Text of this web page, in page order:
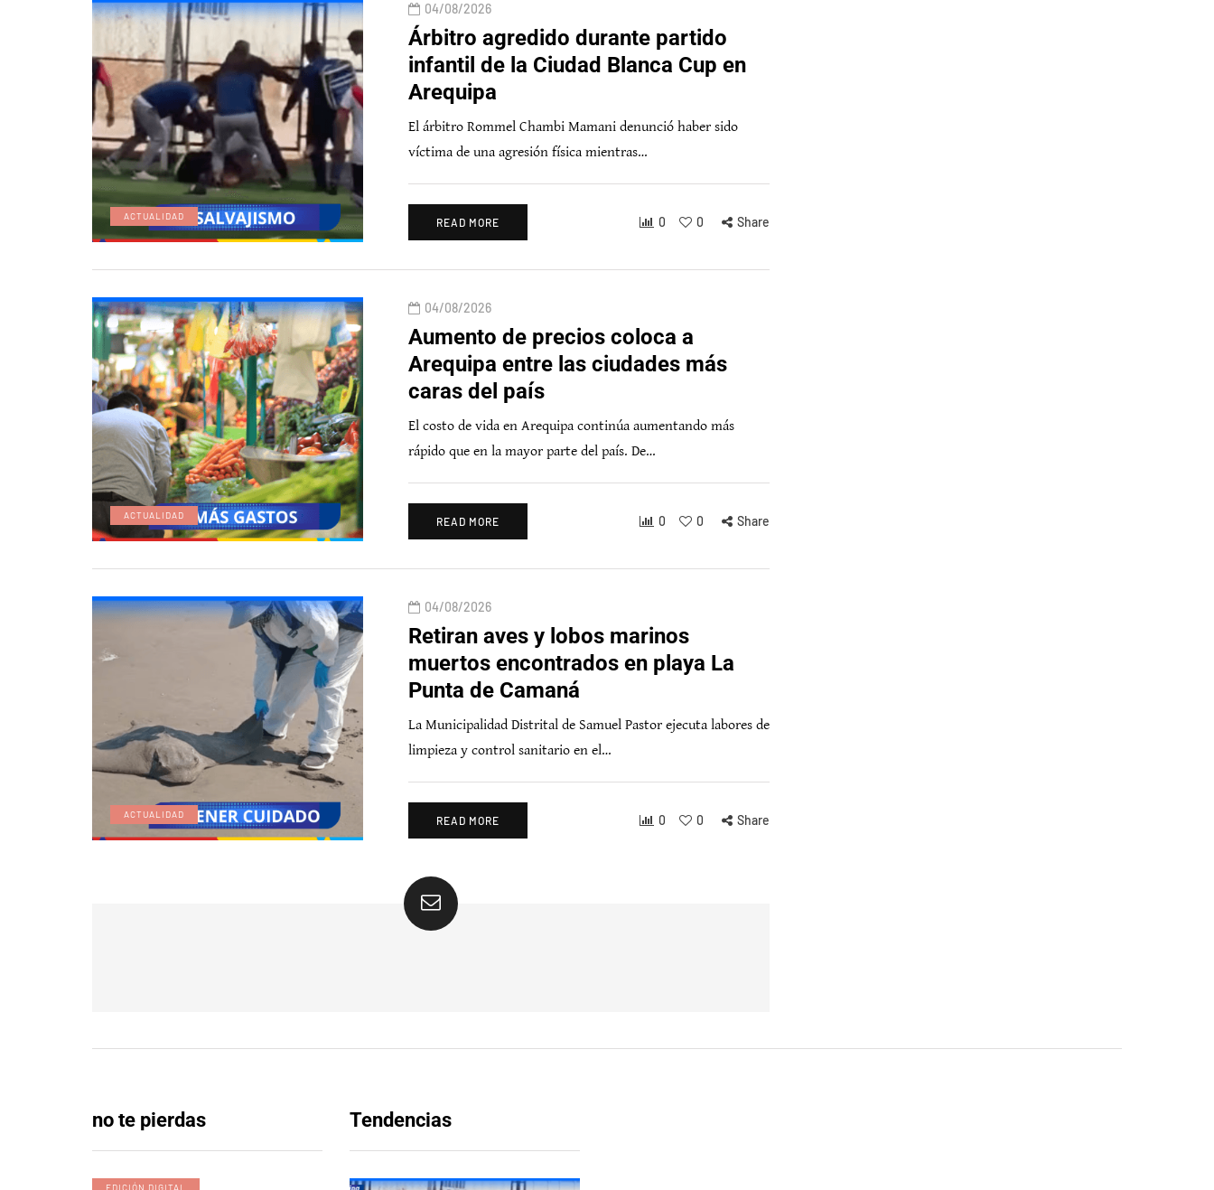
ACTUALIDAD
04/08/2026
Árbitro agredido durante partido
infantil de la Ciudad Blanca Cup en
Arequipa
El árbitro Rommel Chambi Mamani denunció haber sido
víctima de una agresión física mientras…
READ MORE 0 0 Share
ACTUALIDAD
04/08/2026
Aumento de precios coloca a
Arequipa entre las ciudades más
caras del país
El costo de vida en Arequipa continúa aumentando más
rápido que en la mayor parte del país. De…
READ MORE 0 0 Share
ACTUALIDAD
04/08/2026
Retiran aves y lobos marinos
muertos encontrados en playa La
Punta de Camaná
La Municipalidad Distrital de Samuel Pastor ejecuta labores de
limpieza y control sanitario en el…
READ MORE 0 0 Share
no te pierdas
EDICIÓN DIGITAL
Tendencias